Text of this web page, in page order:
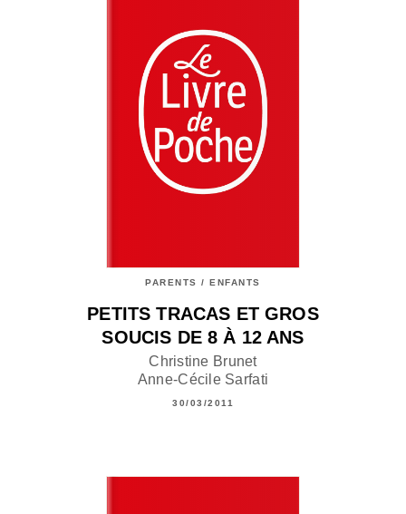
PARENTS / ENFANTS
PETITS TRACAS ET GROS
SOUCIS DE 8 À 12 ANS
Christine Brunet
Anne-Cécile Sarfati
30/03/2011